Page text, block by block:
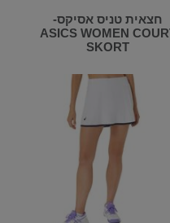
חצאית טניס אסיקס-
ASICS WOMEN
SKORT